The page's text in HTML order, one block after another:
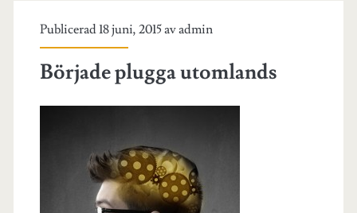
Publicerad 18 juni, 2015 avadmin
Började plugga utomlands